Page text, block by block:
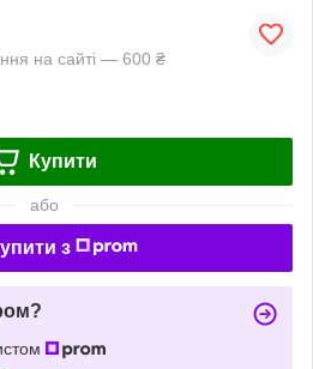
на сайті — 600 ₴
Купити
або
з